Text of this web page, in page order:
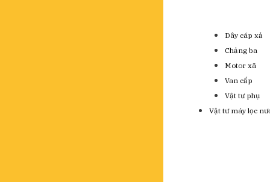
Dây cáp xả
Chảng ba
Motor xã
Van cấp
Vật tư phụ
Vật tư máy lọc